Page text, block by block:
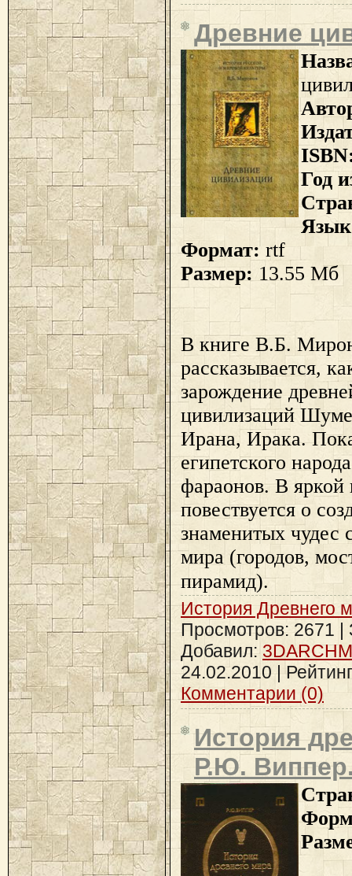
Древние
Год
Формат: rtf
Размер: 13.55 Мб
В книге В.Б.
рассказывается,
зарождение
цивилизаций
Ирана, Ирака.
египетского
фараонов. В
повествуется о
знаменитых чудес
мира (городов,
пирамид).
История Древнего
Просмотров: 2671 |
Добавил:
24.02.2010 |
Комментарии (0)
История
Р.Ю.